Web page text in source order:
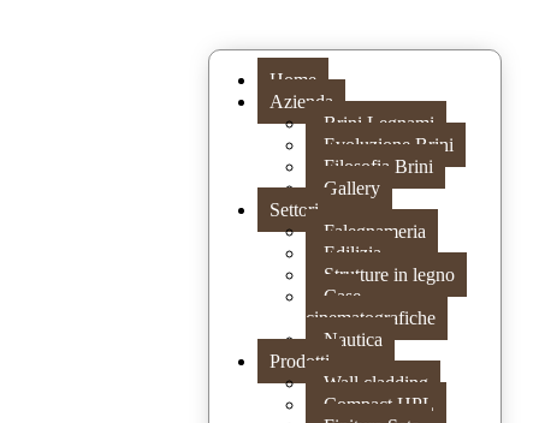
Home
Azienda
Brini Legnami
Evoluzione Brini
Filosofia Brini
Gallery
Settori
Falegnameria
Edilizia
Strutture in legno
Case
cinematografiche
Nautica
Prodotti
Wall cladding
Compact HPL